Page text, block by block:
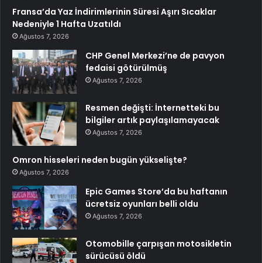
Fransa’da Yaz İndirimlerinin Süresi Aşırı Sıcaklar
Nedeniyle 1 Hafta Uzatıldı
Ağustos 7, 2026
CHP Genel Merkezi’ne de pavyon
fedaisi götürülmüş
Ağustos 7, 2026
Resmen değişti: İnternetteki bu
bilgiler artık paylaşılamayacak
Ağustos 7, 2026
Omron hisseleri neden bugün yükselişte?
Ağustos 7, 2026
Epic Games Store’da bu haftanın
ücretsiz oyunları belli oldu
Ağustos 7, 2026
Otomobille çarpışan motosikletin
sürücüsü öldü